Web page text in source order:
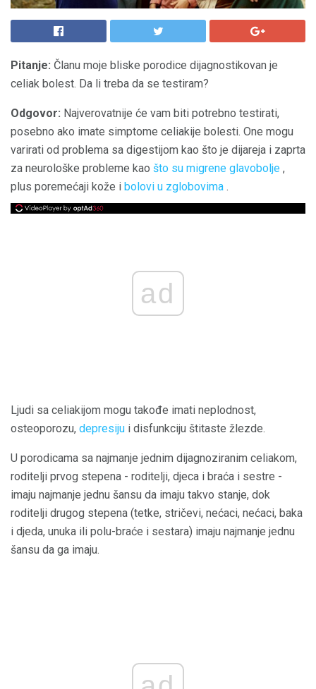
Pitanje: Članu moje bliske porodice dijagnostikovan je
celiak bolest. Da li treba da se testiram?
Odgovor: Najverovatnije će vam biti potrebno testirati,
posebno ako imate simptome celiakije bolesti. One mogu
varirati od problema sa digestijom kao što je dijareja i zaprta
za neurološke probleme kao što su migrene glavobolje ,
plus poremećaji kože i bolovi u zglobovima .
ad
Ljudi sa celiakijom mogu takođe imati neplodnost,
osteoporozu, depresiju i disfunkciju štitaste žlezde.
U porodicama sa najmanje jednim dijagnoziranim celiakom,
roditelji prvog stepena - roditelji, djeca i braća i sestre -
imaju najmanje jednu šansu da imaju takvo stanje, dok
roditelji drugog stepena (tetke, stričevi, nećaci, nećaci, baka
i djeda, unuka ili polu-braće i sestara) imaju najmanje jednu
šansu da ga imaju.